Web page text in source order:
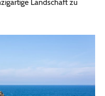
Landschaft zu